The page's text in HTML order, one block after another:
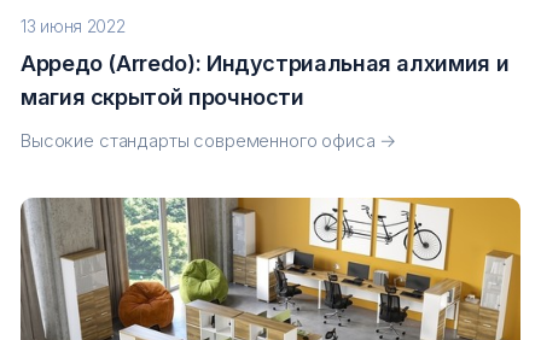
13 июня 2022
Арредо (Arredo): Индустриальная алхимия и
магия скрытой прочности
Высокие стандарты современного офиса →